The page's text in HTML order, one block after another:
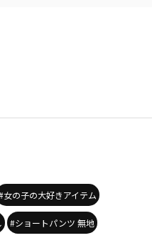
女の子の大好きアイテム
#ショートパンツ 無地